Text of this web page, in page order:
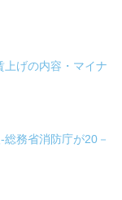
げの内容・マイナ
務省消防庁が20－